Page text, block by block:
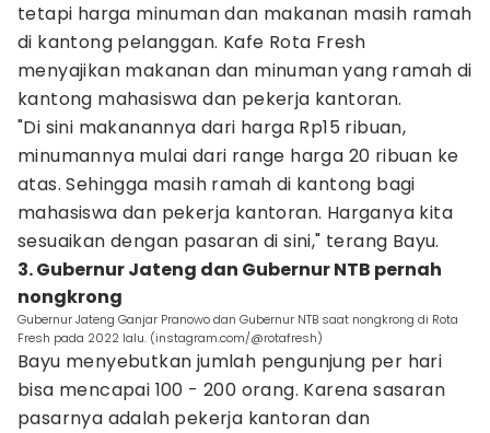
tetapi harga minuman dan makanan masih ramah
di kantong pelanggan. Kafe Rota Fresh
menyajikan makanan dan minuman yang ramah di
kantong mahasiswa dan pekerja kantoran.
"Di sini makanannya dari harga Rp15 ribuan,
minumannya mulai dari range harga 20 ribuan ke
atas. Sehingga masih ramah di kantong bagi
mahasiswa dan pekerja kantoran. Harganya kita
sesuaikan dengan pasaran di sini," terang Bayu.
3. Gubernur Jateng dan Gubernur NTB pernah
nongkrong
Gubernur Jateng Ganjar Pranowo dan Gubernur NTB saat nongkrong di Rota
Fresh pada 2022 lalu. (instagram.com/@rotafresh)
Bayu menyebutkan jumlah pengunjung per hari
bisa mencapai 100 - 200 orang. Karena sasaran
pasarnya adalah pekerja kantoran dan